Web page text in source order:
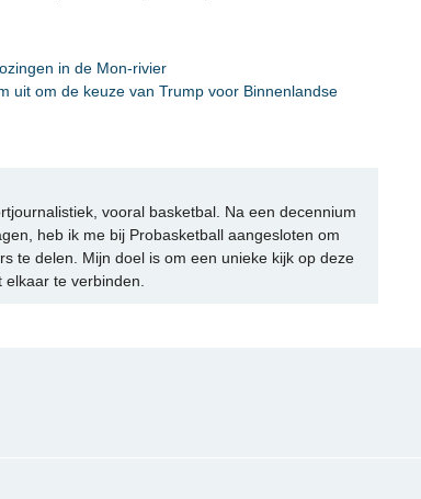
in de Mon-rivier
uit om de keuze van Trump voor Binnenlandse
vooral basketbal. Na een decennium
heb ik me bij Probasketball aangesloten om
te delen. Mijn doel is om een unieke kijk op deze
te verbinden.